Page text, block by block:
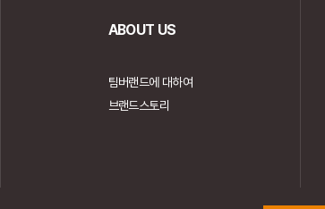
ABOUT US
팀버랜드에 대하여
브랜드스토리